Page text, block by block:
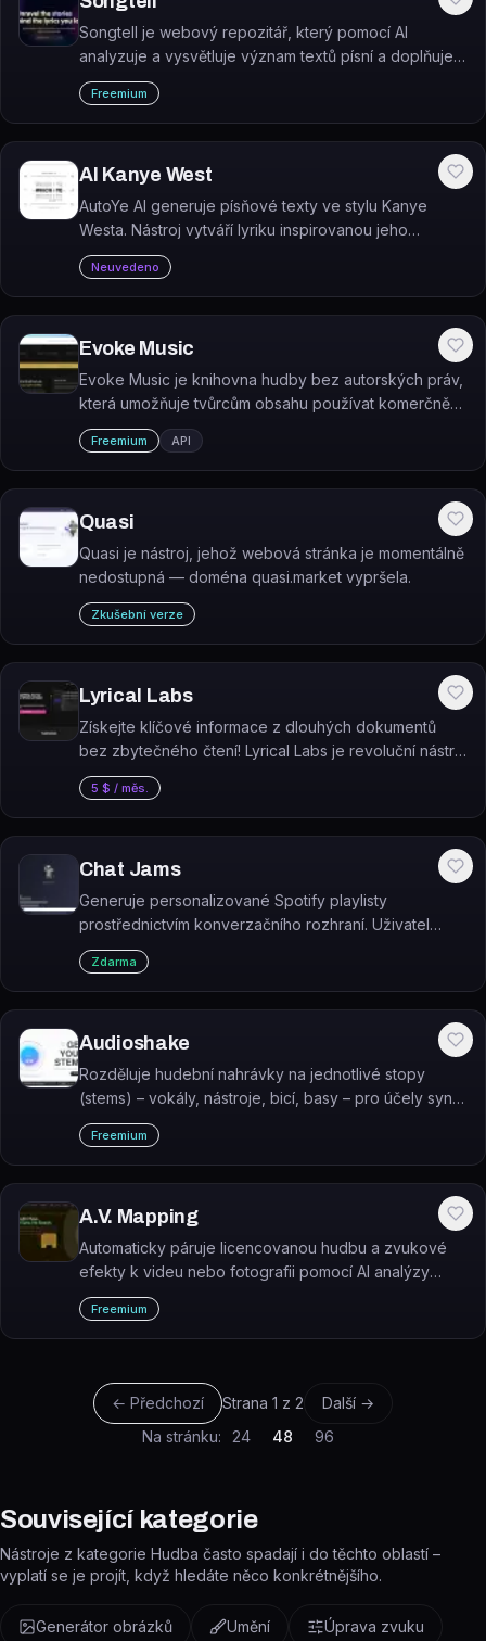
Songtell je webový repozitář, který pomocí AI
analyzuje a vysvětluje význam textů písní a doplňuje
je o komunitní postřehy posluchačů.
Freemium
AI Kanye West
AutoYe AI generuje písňové texty ve stylu Kanye
Westa. Nástroj vytváří lyriku inspirovanou jeho
hudební tvorbou na základě uživatelského zadání.
Neuvedeno
Evoke Music
Evoke Music je knihovna hudby bez autorských práv,
která umožňuje tvůrcům obsahu používat komerčně
vyčištěné skladby pro YouTube monetizaci, hudbu na
prodejnách a další účely bez složitých licenčních
procedur.
Freemium API
Quasi
Quasi je nástroj, jehož webová stránka je momentálně
nedostupná — doména quasi.market vypršela.
Zkušební verze
Lyrical Labs
Získejte klíčové informace z dlouhých dokumentů
bez zbytečného čtení! Lyrical Labs je revoluční nástroj
umělé inteligence, který vám přehledně shrne obsah
do jednoduchých bodů.
5 $ / měs.
Chat Jams
Generuje personalizované Spotify playlisty
prostřednictvím konverzačního rozhraní. Uživatel
popíše náladu, žánr nebo příležitost a AI playlist
okamžitě sestaví a exportuje do Spotify.
Zdarma
Audioshake
Rozděluje hudební nahrávky na jednotlivé stopy
(stems) – vokály, nástroje, bicí, basy – pro účely sync
licensingu, remixování, remasteringu a samplingu.
Freemium
A.V. Mapping
Automaticky páruje licencovanou hudbu a zvukové
efekty k videu nebo fotografii pomocí AI analýzy
emocí, barev a rytmu střihů.
Freemium
← Předchozí Strana 1 z 2
Další →
Na stránku:
24 48 96
Související kategorie
Nástroje z kategorie Hudba často spadají i do těchto oblastí –
vyplatí se je projít, když hledáte něco konkrétnějšího.
Generátor obrázků Umění Úprava zvuku